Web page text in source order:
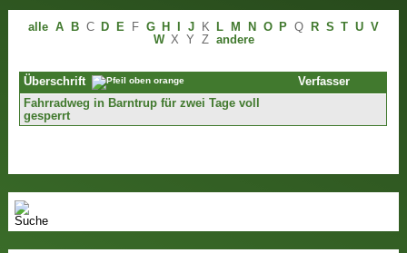
alle A B C D E F G H J K L M N O P Q R S T U V
W X Y Z andere
Überschrift
Verfasser
Fahrradweg in Barntrup für zwei Tage voll
gesperrt